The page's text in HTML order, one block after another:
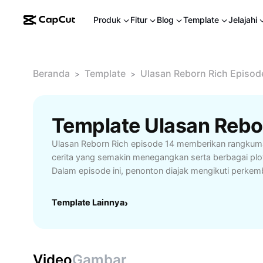
Produk Fitur Blog Template Jelajahi
Beranda > Template > Ulasan Reborn Rich
Ulasan Reborn Rich episode 14 memberikan
cerita yang semakin menegangkan serta berbagai
Dalam episode ini, penonton diajak mengikuti
penggemar drama Korea bertema bisnis dan balas
Rich. Ulasan ini juga menyoroti momen-momen
Template Lainnya›